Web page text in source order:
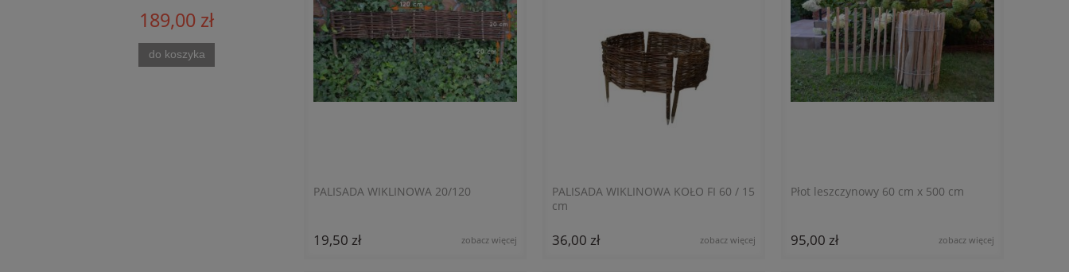
189,00 zł
do koszyka
PALISADA WIKLINOWA 20/120
19,50 zł zobacz więcej
PALISADA WIKLINOWA KOŁO FI 60 / 15
cm
36,00 zł zobacz więcej
Płot leszczynowy 60 cm x 500 cm
95,00 zł zobacz więcej